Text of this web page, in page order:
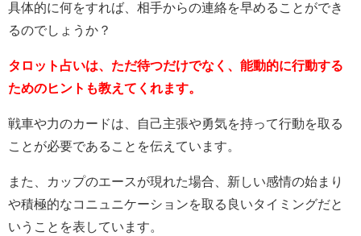
具体的に何をすれば、相手からの連絡を早めることができ
るのでしょうか？
タロット占いは、ただ待つだけでなく、能動的に行動する
ためのヒントも教えてくれます。
戦車や力のカードは、自己主張や勇気を持って行動を取る
ことが必要であることを伝えています。
また、カップのエースが現れた場合、新しい感情の始まり
や積極的なコニュニケーションを取る良いタイミングだと
いうことを表しています。